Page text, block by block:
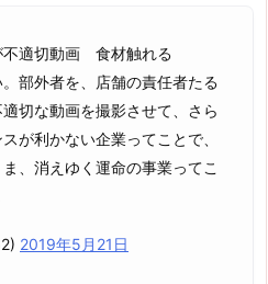
不適切動画 食材触れる
部外者を、店舗の責任者たる
切な動画を撮影させて、さら
が利かない企業ってことで、
、消えゆく運命の事業ってこ
2019年5月21日